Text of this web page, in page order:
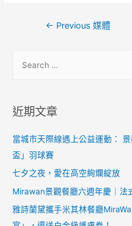
← Previous 媒體
近期文章
當城市天際線遇上公益運動：
盃」羽球賽
七夕之夜，愛在高空絢爛綻放
Mirawan景觀餐廳六週年慶｜法
雅詩蘭黛攜手米其林餐廳